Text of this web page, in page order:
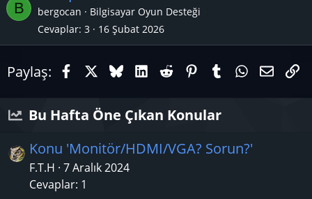
B bergocan
Bilgisayar Oyun Desteği
Cevaplar 3 16 Şubat 2026
Paylaş: FacebookX (Twitter)
BlueskyLinkedIn
RedditPinterestTumblrE-
Bu Hafta Öne Çıkan Konular
Konu 'Monitör/HDMI/VGA? Sorun?'
F.T.H 7 Aralık 2024
Cevaplar: 1